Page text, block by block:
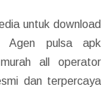
untuk download
Agen pulsa apk
all operator
dan terpercaya